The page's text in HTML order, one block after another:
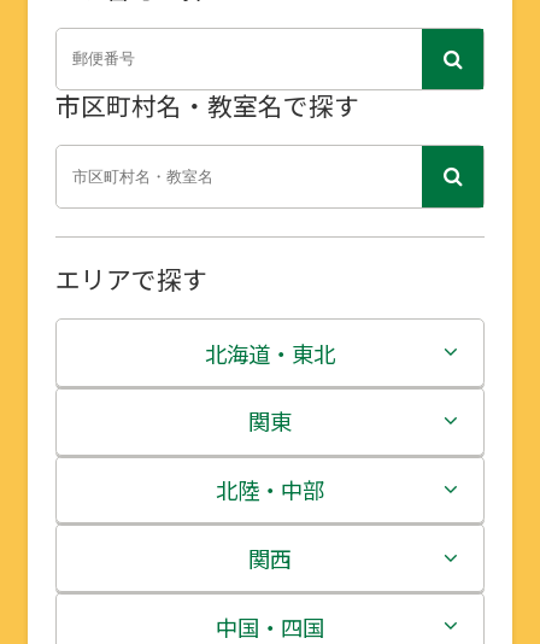
市区町村名・教室名で探す
エリアで探す
北海道・東北
北海道
青森県
岩手県
宮城県
関東
茨城県
栃木県
群馬県
北陸・中部
新潟県
富山県
関西
三重県
中国・四国